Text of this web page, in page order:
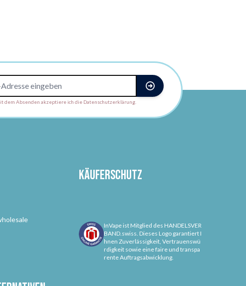
dem Absenden akzeptiere ich die Datenschutzerklärung.
Käuferschutz
InVape ist Mitglied des HANDELSVER
BAND.swiss. Dieses Logo garantiert I
hnen Zuverlässigkeit, Vertrauenswü
rdigkeit sowie eine faire und transpa
rente Auftragsabwicklung.